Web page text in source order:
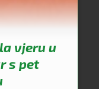
vjeru u
s pet